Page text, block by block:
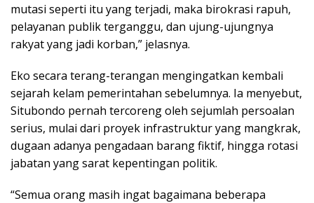
mutasi seperti itu yang terjadi, maka birokrasi rapuh,
pelayanan publik terganggu, dan ujung-ujungnya
rakyat yang jadi korban,” jelasnya.
Eko secara terang-terangan mengingatkan kembali
sejarah kelam pemerintahan sebelumnya. Ia menyebut,
Situbondo pernah tercoreng oleh sejumlah persoalan
serius, mulai dari proyek infrastruktur yang mangkrak,
dugaan adanya pengadaan barang fiktif, hingga rotasi
jabatan yang sarat kepentingan politik.
“Semua orang masih ingat bagaimana beberapa